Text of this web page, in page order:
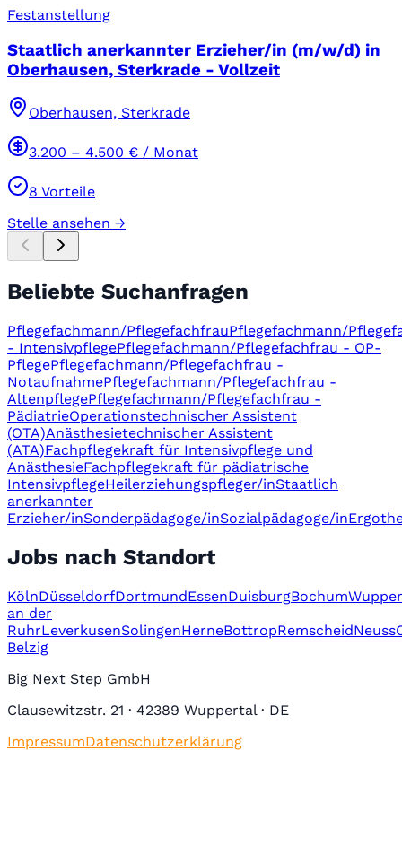
Festanstellung
Staatlich anerkannter Erzieher/in (m/w/d) in
Oberhausen, Sterkrade - Vollzeit
Oberhausen, Sterkrade
3.200 – 4.500 € / Monat
8 Vorteile
Stelle ansehen →
Beliebte Suchanfragen
Pflegefachmann/PflegefachfrauPflegefachmann/
- IntensivpflegePflegefachmann/Pflegefachfrau - OP-
PflegePflegefachmann/Pflegefachfrau -
NotaufnahmePflegefachmann/Pflegefachfrau -
AltenpflegePflegefachmann/Pflegefachfrau -
PädiatrieOperationstechnischer Assistent
(OTA)Anästhesietechnischer Assistent
(ATA)Fachpflegekraft für Intensivpflege und
AnästhesieFachpflegekraft für pädiatrische
IntensivpflegeHeilerziehungspfleger/inStaatlich
anerkannter
Erzieher/inSonderpädagoge/inSozialpädagoge/in
Jobs nach Standort
KölnDüsseldorfDortmundEssenDuisburgBochum
an der
RuhrLeverkusenSolingenHerneBottropRemscheidNeuss
Belzig
Big Next Step GmbH
Clausewitzstr. 21 · 42389 Wuppertal · DE
ImpressumDatenschutzerklärung